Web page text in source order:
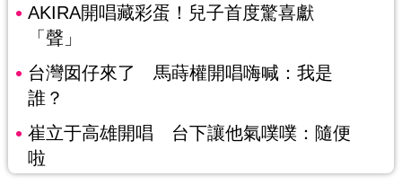
AKIRA開唱藏彩蛋！兒子首度驚喜獻
「聲」
台灣囡仔來了 馬蒔權開唱嗨喊：我是
誰？
崔立于高雄開唱 台下讓他氣噗噗：隨便
啦